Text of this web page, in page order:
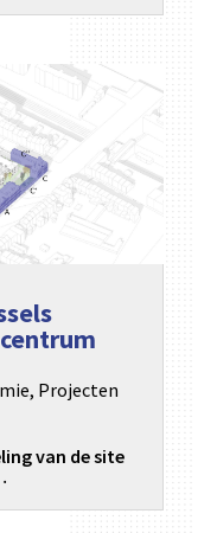
, Projecten
van de site